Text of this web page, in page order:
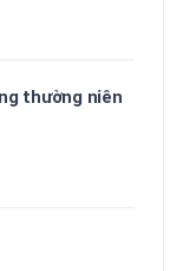
thường niên